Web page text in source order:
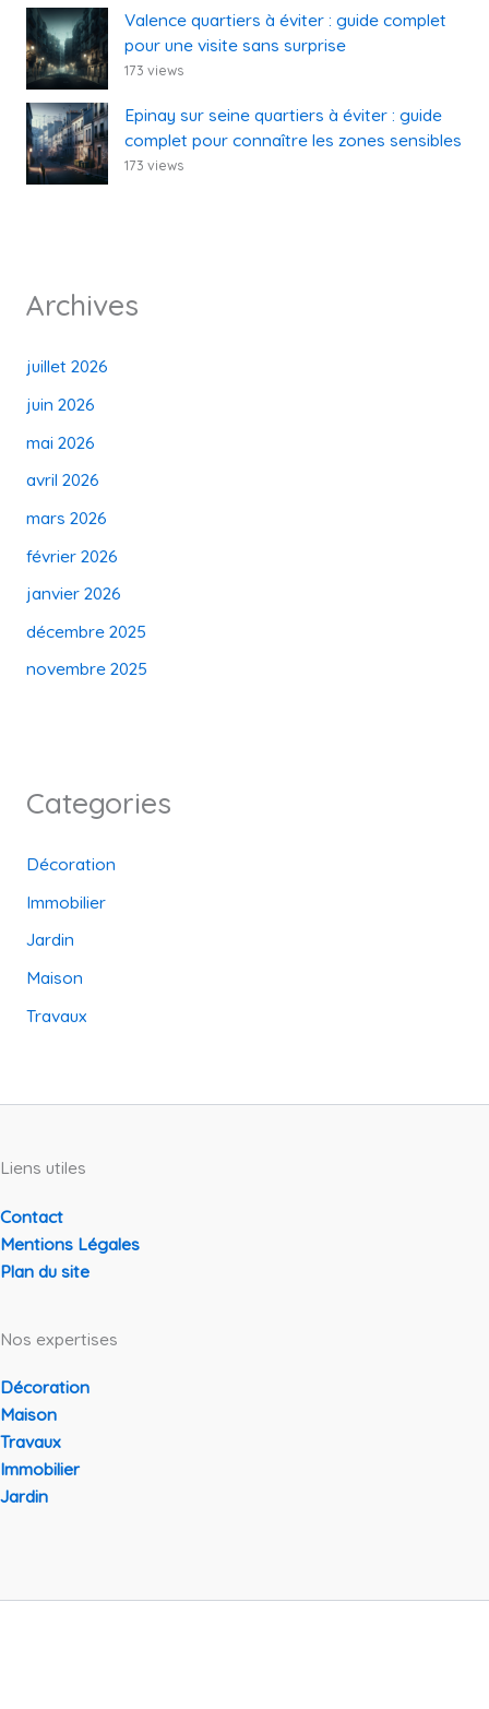
Valence quartiers à éviter : guide complet
pour une visite sans surprise
173 views
Epinay sur seine quartiers à éviter : guide
complet pour connaître les zones sensibles
173 views
Archives
juillet 2026
juin 2026
mai 2026
avril 2026
mars 2026
février 2026
janvier 2026
décembre 2025
novembre 2025
Categories
Décoration
Immobilier
Jardin
Maison
Travaux
Liens utiles
Contact
Mentions Légales
Plan du site
Nos expertises
Décoration
Maison
Travaux
Immobilier
Jardin